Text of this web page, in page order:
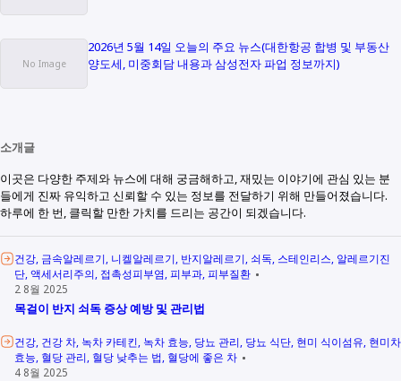
2026년 5월 14일 오늘의 주요 뉴스(대한항공 합병 및 부동산
양도세, 미중회담 내용과 삼성전자 파업 정보까지)
소개글
이곳은 다양한 주제와 뉴스에 대해 궁금해하고, 재밌는 이야기에 관심 있는 분
들에게 진짜 유익하고 신뢰할 수 있는 정보를 전달하기 위해 만들어졌습니다.
하루에 한 번, 클릭할 만한 가치를 드리는 공간이 되겠습니다.
건강 금속알레르기 니켈알레르기 반지알레르기 쇠독 스테인리스 알레르기진
단 액세서리주의 접촉성피부염 피부과 피부질환
2 8월 2025
목걸이 반지 쇠독 증상 예방 및 관리법
건강 건강 차 녹차 카테킨 녹차 효능 당뇨 관리 당뇨 식단 현미 식이섬유 현미차
효능 혈당 관리 혈당 낮추는 법 혈당에 좋은 차
4 8월 2025